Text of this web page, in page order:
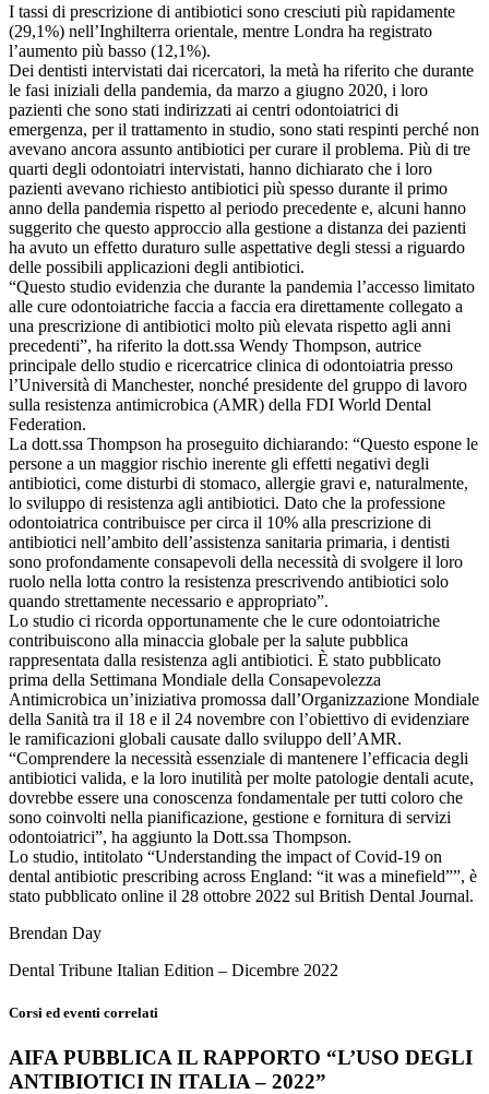
I tassi di prescrizione di antibiotici sono cresciuti più rapidamente
(29,1%) nell’Inghilterra orientale, mentre Londra ha registrato
l’aumento più basso (12,1%).
Dei dentisti intervistati dai ricercatori, la metà ha riferito che durante
le fasi iniziali della pandemia, da marzo a giugno 2020, i loro
pazienti che sono stati indirizzati ai centri odontoiatrici di
emergenza, per il trattamento in studio, sono stati respinti perché non
avevano ancora assunto antibiotici per curare il problema. Più di tre
quarti degli odontoiatri intervistati, hanno dichiarato che i loro
pazienti avevano richiesto antibiotici più spesso durante il primo
anno della pandemia rispetto al periodo precedente e, alcuni hanno
suggerito che questo approccio alla gestione a distanza dei pazienti
ha avuto un effetto duraturo sulle aspettative degli stessi a riguardo
delle possibili applicazioni degli antibiotici.
“Questo studio evidenzia che durante la pandemia l’accesso limitato
alle cure odontoiatriche faccia a faccia era direttamente collegato a
una prescrizione di antibiotici molto più elevata rispetto agli anni
precedenti”, ha riferito la dott.ssa Wendy Thompson, autrice
principale dello studio e ricercatrice clinica di odontoiatria presso
l’Università di Manchester, nonché presidente del gruppo di lavoro
sulla resistenza antimicrobica (AMR) della FDI World Dental
Federation.
La dott.ssa Thompson ha proseguito dichiarando: “Questo espone le
persone a un maggior rischio inerente gli effetti negativi degli
antibiotici, come disturbi di stomaco, allergie gravi e, naturalmente,
lo sviluppo di resistenza agli antibiotici. Dato che la professione
odontoiatrica contribuisce per circa il 10% alla prescrizione di
antibiotici nell’ambito dell’assistenza sanitaria primaria, i dentisti
sono profondamente consapevoli della necessità di svolgere il loro
ruolo nella lotta contro la resistenza prescrivendo antibiotici solo
quando strettamente necessario e appropriato”.
Lo studio ci ricorda opportunamente che le cure odontoiatriche
contribuiscono alla minaccia globale per la salute pubblica
rappresentata dalla resistenza agli antibiotici. È stato pubblicato
prima della Settimana Mondiale della Consapevolezza
Antimicrobica un’iniziativa promossa dall’Organizzazione Mondiale
della Sanità tra il 18 e il 24 novembre con l’obiettivo di evidenziare
le ramificazioni globali causate dallo sviluppo dell’AMR.
“Comprendere la necessità essenziale di mantenere l’efficacia degli
antibiotici valida, e la loro inutilità per molte patologie dentali acute,
dovrebbe essere una conoscenza fondamentale per tutti coloro che
sono coinvolti nella pianificazione, gestione e fornitura di servizi
odontoiatrici”, ha aggiunto la Dott.ssa Thompson.
Lo studio, intitolato “Understanding the impact of Covid-19 on
dental antibiotic prescribing across England: “it was a minefield””, è
stato pubblicato online il 28 ottobre 2022 sul British Dental Journal.
Brendan Day
Dental Tribune Italian Edition – Dicembre 2022
Corsi ed eventi correlati
AIFA PUBBLICA IL RAPPORTO “L’USO DEGLI
ANTIBIOTICI IN ITALIA – 2022”